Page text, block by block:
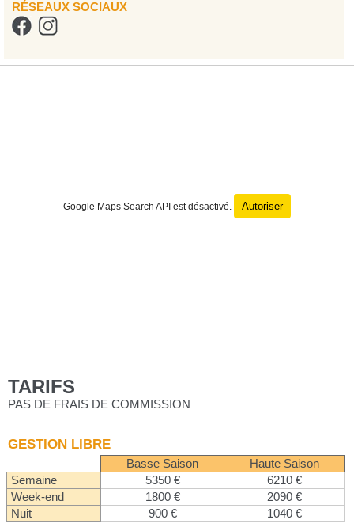
RÉSEAUX SOCIAUX
Google Maps Search API est désactivé. Autoriser
TARIFS
PAS DE FRAIS DE COMMISSION
GESTION LIBRE
Basse Saison
Haute Saison
Semaine
5350 €
6210 €
Week-end
1800 €
2090 €
Nuit
900 € 1040 €